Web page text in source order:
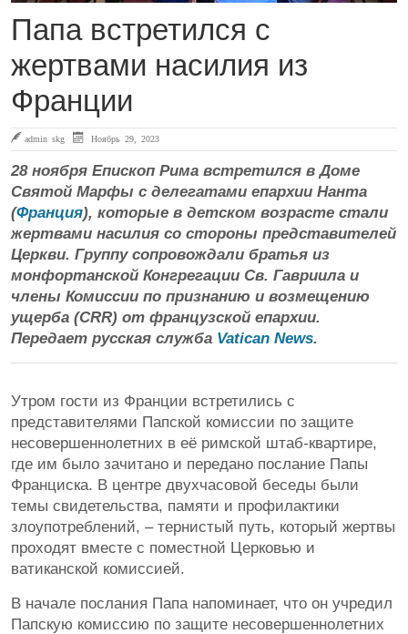
Папа встретился с
жертвами насилия из
Франции
admin skg Ноябрь 29, 2023
28 ноября Епископ Рима встретился в Доме
Святой Марфы с делегатами епархии Нанта
(Франция), которые в детском возрасте стали
жертвами насилия со стороны представителей
Церкви. Группу сопровождали братья из
монфортанской Конгрегации Св. Гавриила и
члены Комиссии по признанию и возмещению
ущерба (CRR) от французской епархии.
Передает русская служба Vatican News.
Утром гости из Франции встретились с
представителями Папской комиссии по защите
несовершеннолетних в её римской штаб-квартире,
где им было зачитано и передано послание Папы
Франциска. В центре двухчасовой беседы были
темы свидетельства, памяти и профилактики
злоупотреблений, – тернистый путь, который жертвы
проходят вместе с поместной Церковью и
ватиканской комиссией.
В начале послания Папа напоминает, что он учредил
Папскую комиссию по защите несовершеннолетних